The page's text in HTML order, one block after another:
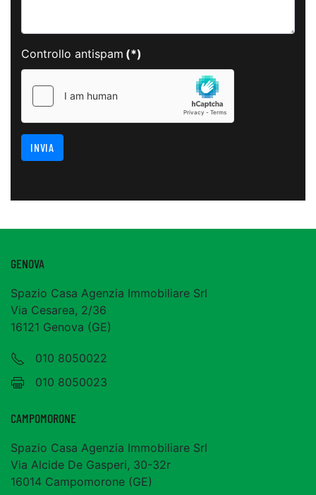
Controllo antispam (*)
INVIA
GENOVA
Spazio Casa Agenzia Immobiliare Srl
Via Cesarea, 2/36
16121 Genova (GE)
010 8050022
010 8050023
CAMPOMORONE
Spazio Casa Agenzia Immobiliare Srl
Via Alcide De Gasperi, 30-32r
16014 Campomorone (GE)